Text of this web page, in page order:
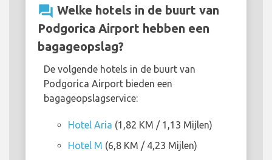
question_answer Welke hotels in de buurt van
Podgorica Airport hebben een
bagageopslag?
De volgende hotels in de buurt van
Podgorica Airport bieden een
bagageopslagservice:
Hotel Aria (1,82 KM / 1,13 Mijlen)
Hotel M (6,8 KM / 4,23 Mijlen)